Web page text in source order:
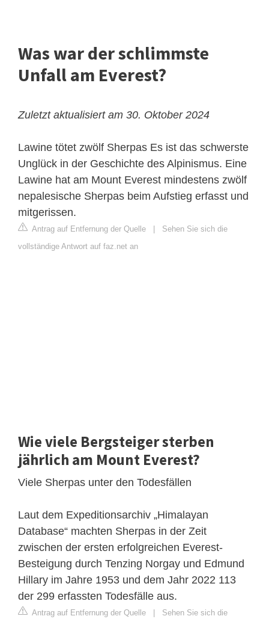
Was war der schlimmste
Unfall am Everest?
Zuletzt aktualisiert am 30. Oktober 2024
Lawine tötet zwölf Sherpas Es ist das schwerste
Unglück in der Geschichte des Alpinismus. Eine
Lawine hat am Mount Everest mindestens zwölf
nepalesische Sherpas beim Aufstieg erfasst und
mitgerissen.
Antrag auf Entfernung der Quelle
Sehen Sie sich die
vollständige Antwort auf faz.net an
Wie viele Bergsteiger sterben
jährlich am Mount Everest?
Viele Sherpas unter den Todesfällen
Laut dem Expeditionsarchiv „Himalayan
Database“ machten Sherpas in der Zeit
zwischen der ersten erfolgreichen Everest-
Besteigung durch Tenzing Norgay und Edmund
Hillary im Jahre 1953 und dem Jahr 2022 113
der 299 erfassten Todesfälle aus.
Antrag auf Entfernung der Quelle
Sehen Sie sich die